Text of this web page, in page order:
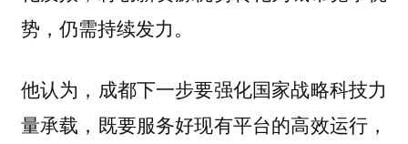
势，仍需持续发力。
他认为，成都下一步要强化国家战略科技力
量承载，既要服务好现有平台的高效运行，